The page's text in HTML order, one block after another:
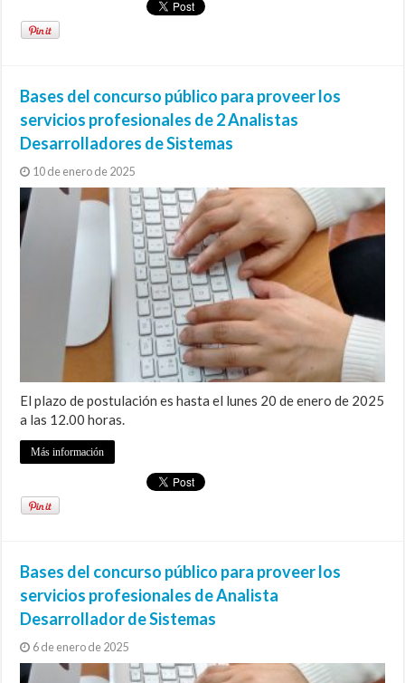
Bases del concurso público para proveer los
servicios profesionales de 2 Analistas
Desarrolladores de Sistemas
10 de enero de 2025
El plazo de postulación es hasta el lunes 20 de enero de 2025
a las 12.00 horas.
Más información
Bases del concurso público para proveer los
servicios profesionales de Analista
Desarrollador de Sistemas
6 de enero de 2025